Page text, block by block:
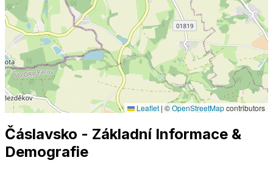
Leaflet | ©OpenStreetMapcontributors
Čáslavsko - Základní Informace &
Demografie